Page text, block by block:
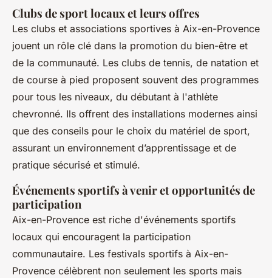
Clubs de sport locaux et leurs offres
Les clubs et associations sportives à Aix-en-Provence
jouent un rôle clé dans la promotion du bien-être et
de la communauté. Les clubs de tennis, de natation et
de course à pied proposent souvent des programmes
pour tous les niveaux, du débutant à l'athlète
chevronné. Ils offrent des installations modernes ainsi
que des conseils pour le choix du matériel de sport,
assurant un environnement d’apprentissage et de
pratique sécurisé et stimulé.
Événements sportifs à venir et opportunités de
participation
Aix-en-Provence est riche d'événements sportifs
locaux qui encouragent la participation
communautaire. Les festivals sportifs à Aix-en-
Provence célèbrent non seulement les sports mais